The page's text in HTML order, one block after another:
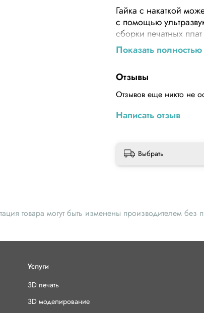
Гайка с накаткой
с помощью
сборки печатных
накатанных
Показать полностью
Отзывы
Отзывов еще никто не
Написать отзыв
Выбрать
товара могут быть изменены производителем без
Услуги
3D печать
3D моделирование